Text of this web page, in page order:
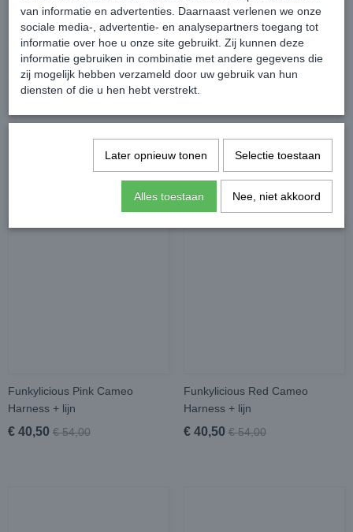
Maat XS: halsomtrek 18 -van 22 cm
Specificaties
Funkylicious Pink Cameo
Harness + lijn
€ 40,50 € 54,00
Funkylicious Red Cameo
Harness + lijn
€ 40,50 € 54,00
van informatie en advertenties. Daarnaast verlenen we onze
sociale media-, advertentie- en analysepartners toegang tot
informatie over hoe u onze site gebruikt. Zij kunnen deze
informatie gebruiken in combinatie met andere gegevens die
zij mogelijk hebben verzameld door uw gebruik van hun
diensten of die u hen hebt verstrekt.
Later opnieuw tonen Selectie toestaan
Alles toestaan Nee, niet akkoord